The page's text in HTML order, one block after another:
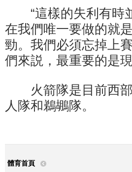
“這樣的失利有時並
在我們唯一要做的就
勁。我們必須忘掉上
們來説，最重要的是
火箭隊是目前西部
人隊和鵜鶘隊。
體育首頁